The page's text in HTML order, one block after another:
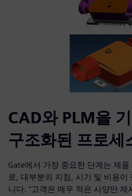
CAD와 PLM을
구조화된 프로세
Gate에서 가장 중요한 단계는 제품
로, 대부분의 지침, 시기 및 비용이
니다. "고객은 매우 적은 사양만